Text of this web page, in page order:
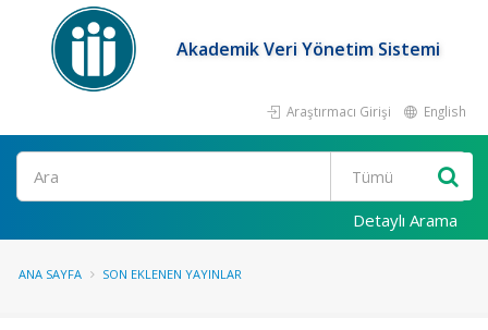
Akademik Veri Yönetim Sistemi
Araştırmacı Girişi English
Ara
Detaylı Arama
ANA SAYFA SON EKLENEN YAYINLAR